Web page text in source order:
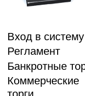
Вход в систему
Регламент
Банкротные
Коммерческие
торги